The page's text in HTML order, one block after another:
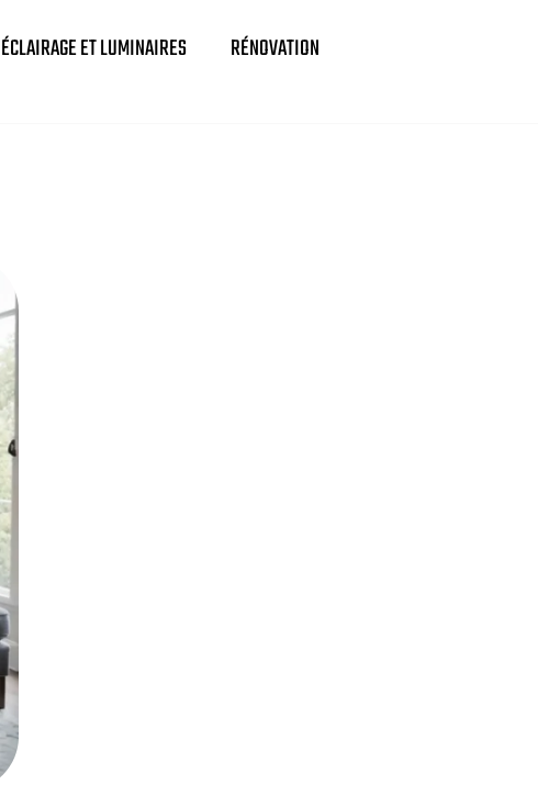
ÉCLAIRAGE ET LUMINAIRES RÉNOVATION